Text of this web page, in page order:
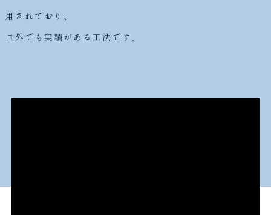
用されており、
国外でも実績がある工法です。